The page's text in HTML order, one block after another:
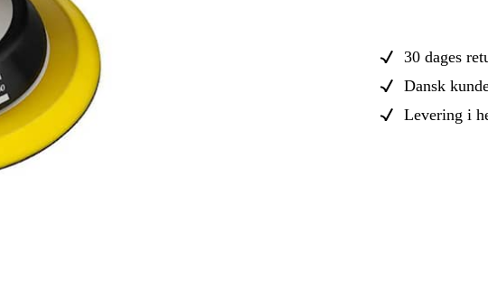
30 dages
Dansk
Levering i